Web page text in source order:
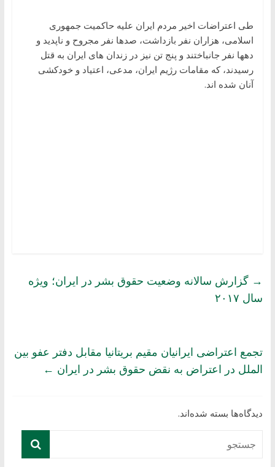
طی اعتراضات اخیر مردم ایران علیه حاکمیت جمهوری
اسلامی، هزاران نفر بازداشت، صدها نفر مجروح و ناپدید و
دهها نفر جانباختند و پنج تن نیز در زندان های ایران به قتل
رسیدند، که مقامات رژیم ایران، مدعی، اعتیاد و خودکشی
آنان شده اند.
→ گزارش سالانه وضعیت حقوق بشر در ایران؛ ویژه
سال ۲۰۱۷
تجمع اعتراضی ایرانیان مقیم بریتانیا مقابل دفتر عفو بین
الملل در اعتراض به نقض حقوق بشر در ایران ←
دیدگاه‌ها بسته شده‌اند.